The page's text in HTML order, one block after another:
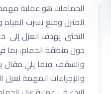
الحمامات هو عملية
المنزل ومنع تسرب
التحتي. يهدف العزل إلى
حول منطقة الحمام، بما
والسقف. فيما يلي مقال
والإجراءات المهمة